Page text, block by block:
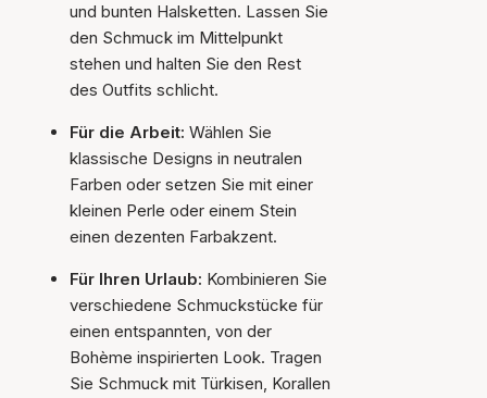
und bunten Halsketten. Lassen Sie
den Schmuck im Mittelpunkt
stehen und halten Sie den Rest
des Outfits schlicht.
Für die Arbeit: Wählen Sie
klassische Designs in neutralen
Farben oder setzen Sie mit einer
kleinen Perle oder einem Stein
einen dezenten Farbakzent.
Für Ihren Urlaub: Kombinieren Sie
verschiedene Schmuckstücke für
einen entspannten, von der
Bohème inspirierten Look. Tragen
Sie Schmuck mit Türkisen, Korallen